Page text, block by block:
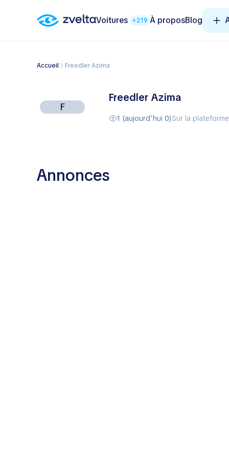
Voitures +219 À proposBlog
Accueil Freedler Azima
F
Freedler Azima
1 (aujourd’hui 0)Sur la
Annonces